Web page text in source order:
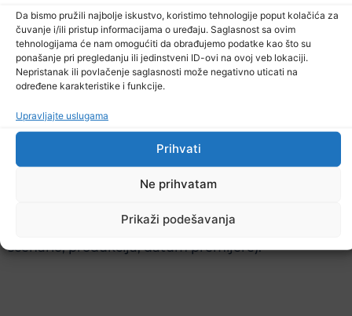
Da bismo pružili najbolje iskustvo, koristimo tehnologije poput kolačića za
čuvanje i/ili pristup informacijama o uređaju. Saglasnost sa ovim
tehnologijama će nam omogućiti da obrađujemo podatke kao što su
ponašanje pri pregledanju ili jedinstveni ID-ovi na ovoj veb lokaciji.
Nepristanak ili povlačenje saglasnosti može negativno uticati na
određene karakteristike i funkcije.
Upravljajte uslugama
Prihvati
Ne prihvatam
Prikaži podešavanja
Prijava mora da sadrži: 1. Lični podaci autora/ice (ime
prezime, adresa, kontakt), 2. CV autora/ice, 3. Link za
aplicira, 4. Podaci o filmskom djelu (naziv, režija,
scenario, produkcija, datum premijere).